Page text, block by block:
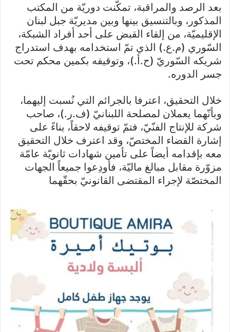
بعد الرصد والمراقبة، تمكّنت دوريّة من المكتب
المذكور، وبالتنسيق بينها وبين مديريّة جبل لبنان
الإقليميّة، من إلقاء القبض على أحد أفراد الشبكة،
السّوري (م.ع.) الذي تمّ استخدامه بهدف استدراج
شريكه السّوريّ (ح.أ.)، وتوقيفه بكمين محكم تحت
جسر الدوره.
خلال التحقيق، اعترفا بالجرائم التي نُسبت إليهما،
وبأنّهما يعملان لمصلحة اللبنانيّ (ف.ر.)، صاحب
شركة للإنتاج الفنّيّ، فتمّ توقيفه لاحقاً، بناءً على
إشارة القضاء المختصّ، وقد اعترف خلال التحقيق
معه بإقدامه أيضاً على تأمين شهادات ثانويّة عامّة
مزوّرة مقابل مبالغ ماليّة، فأودِعوا جميعاً الجهات
المختصّة لإجراء المقتضى القانونيّ بحقّهما